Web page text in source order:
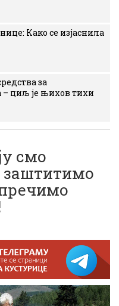
Како се изјаснила
за
циљ је њихов тихи
смо
заштитимо